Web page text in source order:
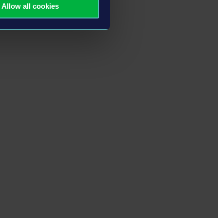
Allow all cookies